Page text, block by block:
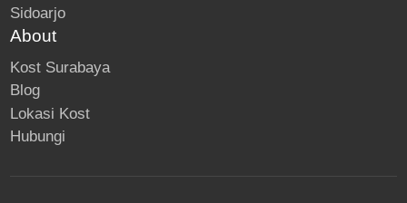
Sidoarjo
About
Kost Surabaya
Blog
Lokasi Kost
Hubungi